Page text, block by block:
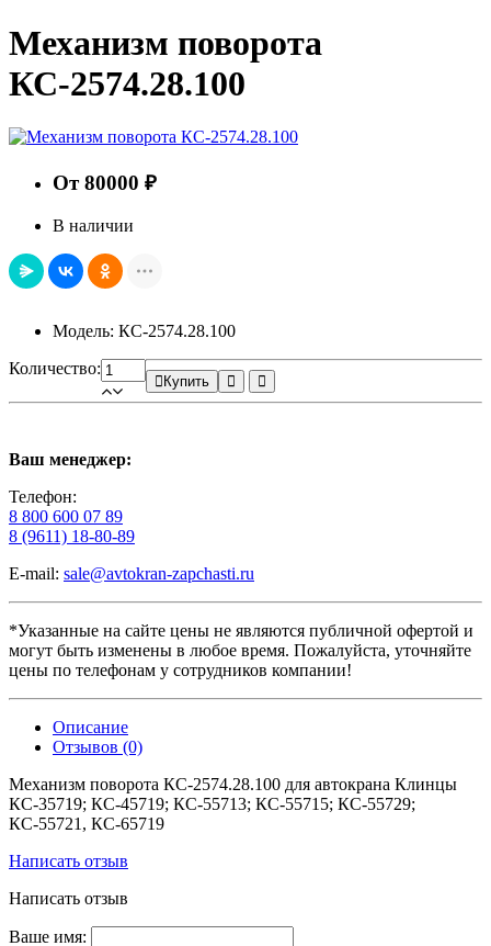
Механизм поворота
КС-2574.28.100
От 80000 ₽
В наличии
Модель: КС-2574.28.100
Количество:
Купить
Ваш менеджер:
Телефон:
8 800 600 07 89
8 (9611) 18-80-89
E-mail: sale@avtokran-zapchasti.ru
*Указанные на сайте цены не являются публичной офертой и
могут быть изменены в любое время. Пожалуйста, уточняйте
цены по телефонам у сотрудников компании!
Описание
Отзывов (0)
Механизм поворота КС-2574.28.100 для автокрана Клинцы
КС-35719; КС-45719; КС-55713; КС-55715; КС-55729;
КС-55721, КС-65719
Написать отзыв
Написать отзыв
Ваше имя: